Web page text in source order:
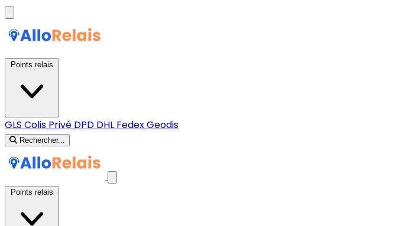
GLS Colis Privé DPD DHL FedexGeodis
Rechercher...